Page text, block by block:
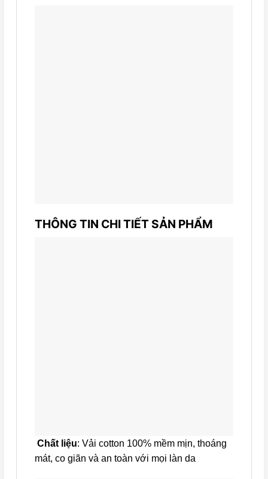
THÔNG TIN CHI TIẾT SẢN PHẨM
Chất liệu: Vải cotton 100% mềm mịn, thoáng
mát, co giãn và an toàn với mọi làn da